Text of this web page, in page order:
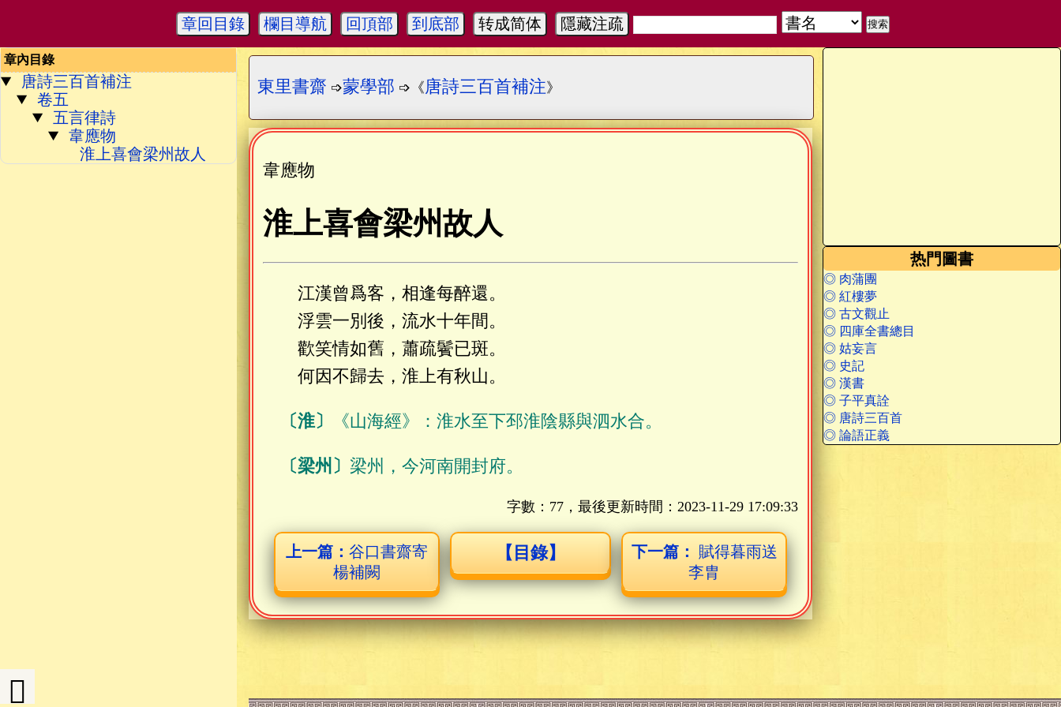
章回目錄 欄目導航 回頂部 到底部 转成简体 隱藏注疏
章內目錄
唐詩三百首補注
卷五
五言律詩
韋應物
淮上喜會梁州故人
热門圖書
◎ 肉蒲團
◎ 紅樓夢
◎ 古文觀止
◎ 四庫全書總目
◎ 姑妄言
◎ 史記
◎ 漢書
◎ 子平真詮
◎ 唐詩三百首
◎ 論語正義
東里書齋 ➩蒙學部 ➩《唐詩三百首補注》
韋應物
淮上喜會梁州故人
江漢曾爲客，相逢每醉還。
浮雲一別後，流水十年間。
歡笑情如舊，蕭疏鬢已斑。
何因不歸去，淮上有秋山。
〔淮〕 《山海經》：淮水至下邳淮陰縣與泗水合。
〔梁州〕 梁州，今河南開封府。
字數：77，最後更新時間： 2023-11-29 17:09:33
上一篇： 谷口書齋寄
楊補闕
【目錄】 下一篇：
賦得暮雨送
李胄